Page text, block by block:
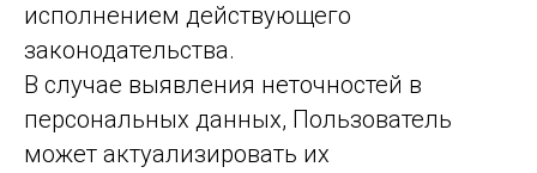
исполнением действующего
законодательства.
В случае выявления неточностей в
персональных данных, Пользователь
может актуализировать их